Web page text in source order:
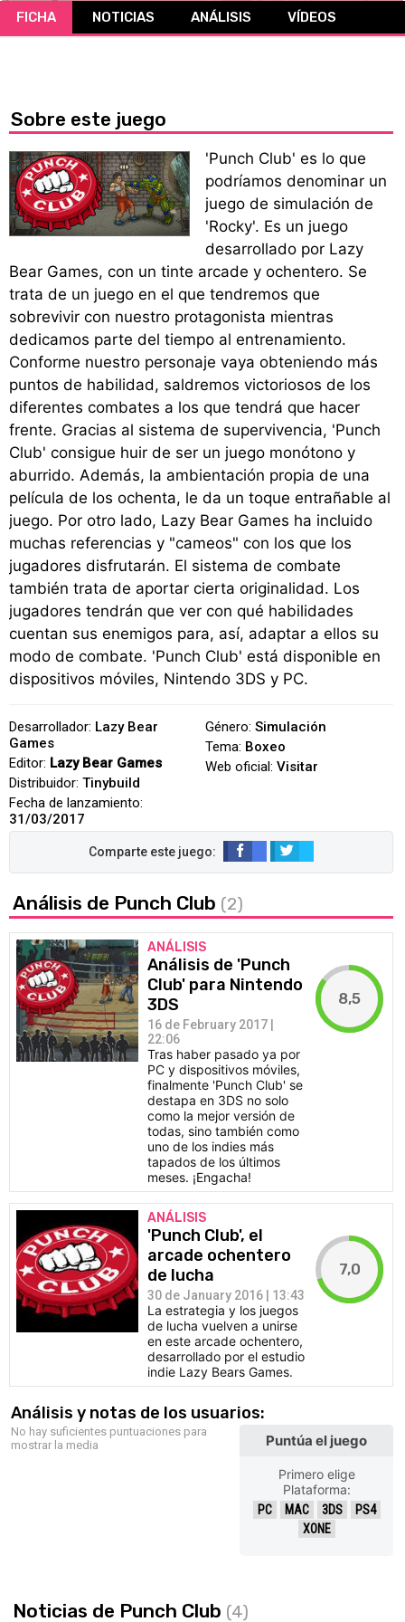
CÓMICS
FICHA NOTICIAS ANÁLISIS VÍDEOS
Sobre este juego
'Punch Club' es lo que
podríamos denominar un
juego de simulación de
'Rocky'. Es un juego
desarrollado por Lazy
Bear Games, con un tinte arcade y ochentero. Se
trata de un juego en el que tendremos que
sobrevivir con nuestro protagonista mientras
dedicamos parte del tiempo al entrenamiento.
Conforme nuestro personaje vaya obteniendo más
puntos de habilidad, saldremos victoriosos de los
diferentes combates a los que tendrá que hacer
frente. Gracias al sistema de supervivencia, 'Punch
Club' consigue huir de ser un juego monótono y
aburrido. Además, la ambientación propia de una
película de los ochenta, le da un toque entrañable al
juego. Por otro lado, Lazy Bear Games ha incluido
muchas referencias y "cameos" con los que los
jugadores disfrutarán. El sistema de combate
también trata de aportar cierta originalidad. Los
jugadores tendrán que ver con qué habilidades
cuentan sus enemigos para, así, adaptar a ellos su
modo de combate. 'Punch Club' está disponible en
dispositivos móviles, Nintendo 3DS y PC.
Desarrollador: Lazy Bear
Games
Editor: Lazy Bear Games
Distribuidor: Tinybuild
Fecha de lanzamiento:
31/03/2017
Género: Simulación
Tema: Boxeo
Web oficial: Visitar
Análisis de Punch Club (2)
ANÁLISIS
Análisis de 'Punch
Club' para Nintendo
3DS
16 de February 2017 |
22:06
Tras haber pasado ya por
PC y dispositivos móviles,
finalmente 'Punch Club' se
destapa en 3DS no solo
como la mejor versión de
todas, sino también como
uno de los indies más
tapados de los últimos
meses. ¡Engacha!
8,5
ANÁLISIS
'Punch Club', el
arcade ochentero
de lucha
30 de January 2016 | 13:43
La estrategia y los juegos
de lucha vuelven a unirse
en este arcade ochentero,
desarrollado por el estudio
indie Lazy Bears Games.
7,0
Análisis y notas de los usuarios:
No hay suficientes puntuaciones para
mostrar la media
Puntúa el juego
Primero elige
Plataforma:
PC MAC 3DS
PS4
XONE
Noticias de Punch Club (4)